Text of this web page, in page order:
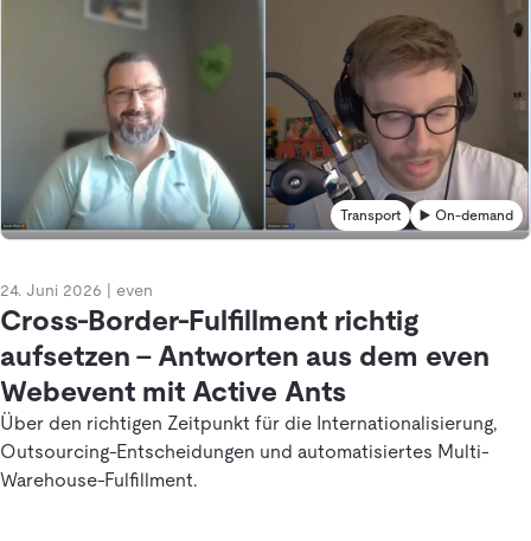
Transport ▶️ On-demand
24. Juni 2026 even
Cross-Border-Fulfillment richtig
aufsetzen – Antworten aus dem even
Webevent mit Active Ants
Über den richtigen Zeitpunkt für die Internationalisierung,
Outsourcing-Entscheidungen und automatisiertes Multi-
Warehouse-Fulfillment.